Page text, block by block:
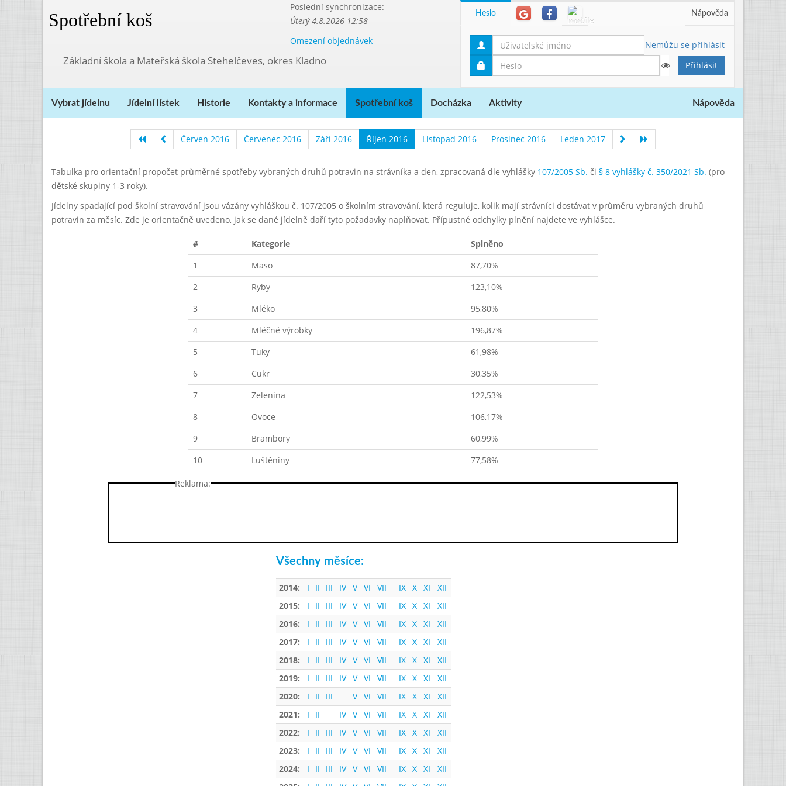
Spotřební koš
Poslední synchronizace:
Úterý 4.8.2026 12:58
Omezení objednávek
Základní škola a Mateřská škola Stehelčeves, okres Kladno
Heslo Nápověda
Nemůžu se přihlásit
Vybrat jídelnu Jídelní lístek Historie Kontakty a informace Spotřební koš Docházka Aktivity Nápověda
Červen 2016 Červenec 2016 Září 2016 Říjen 2016 Listopad 2016 Prosinec 2016 Leden 2017
Tabulka pro orientační propočet průměrné spotřeby vybraných druhů potravin na strávníka a den, zpracovaná dle vyhlášky 107/2005 Sb. či § 8 vyhlášky č. 350/2021 Sb. (pro
dětské skupiny 1-3 roky).
Jídelny spadající pod školní stravování jsou vázány vyhláškou č. 107/2005 o školním stravování, která reguluje, kolik mají strávníci dostávat v průměru vybraných druhů
potravin za měsíc. Zde je orientačně uvedeno, jak se dané jídelně daří tyto požadavky naplňovat. Přípustné odchylky plnění najdete ve vyhlášce.
# Kategorie
Splněno
1
Maso
87,70%
2
Ryby
123,10%
3
Mléko
95,80%
4
Mléčné výrobky
196,87%
5
Tuky
61,98%
6
Cukr
30,35%
7
Zelenina
122,53%
8
Ovoce
106,17%
9
Brambory
60,99%
10
Luštěniny 77,58%
Reklama:
Všechny měsíce:
2014: I II III IV V VI VII IX X XI
XII
2015:
I II III IV V VI VII IX X XI
XII
2016:
I II III IV V VI VII IX X XI
XII
2017:
I II III IV V VI VII IX X XI
XII
2018:
I II III IV V VI VII IX X XI
XII
2019:
I II III IV V VI VII IX X XI
XII
2020:
I II III V VI VII IX X XI
XII
2021:
I II IV V VI VII IX X XI
XII
2022:
I II III IV V VI VII IX X XI
XII
2023:
I II III IV V VI VII IX X XI
XII
2024:
I II III IV V VI VII IX X XI
XII